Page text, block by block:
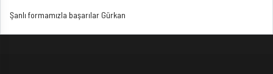
Şanlı formamızla başarılar Gürkan